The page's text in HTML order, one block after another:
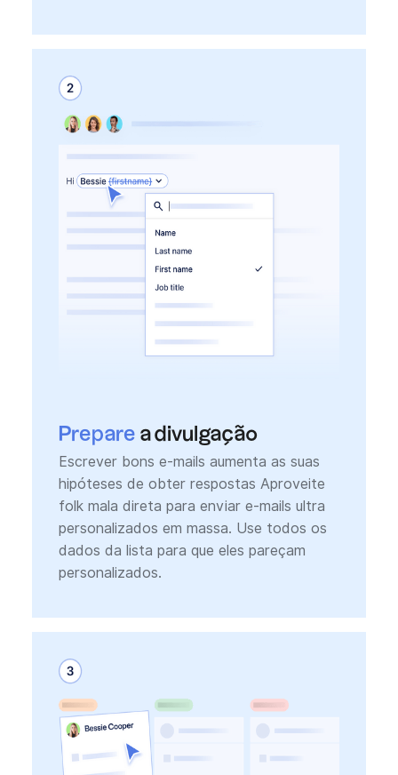
Prepare a divulgação
Escrever bons e-mails aumenta as suas
hipóteses de obter respostas Aproveite
folk mala direta para enviar e-mails ultra
personalizados em massa. Use todos os
dados da lista para que eles pareçam
personalizados.